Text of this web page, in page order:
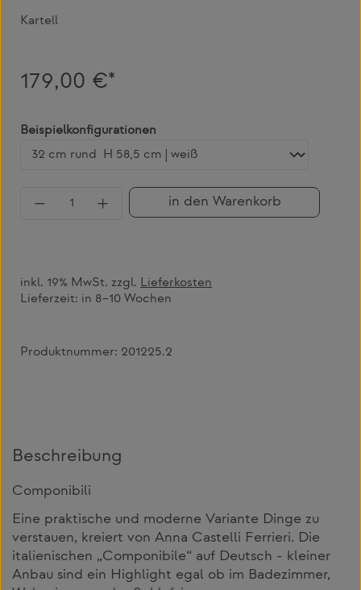
Kartell
179,00 €*
Beispielkonfigurationen
Produkt Anzahl: Gib den gewünschten
in den Warenkorb
inkl. 19% MwSt. zzgl. Lieferkosten
Lieferzeit: in 8–10 Wochen
Produktnummer: 201225.2
Beschreibung
Componibili
Eine praktische und moderne Variante Dinge zu
verstauen, kreiert von Anna Castelli Ferrieri. Die
italienischen „Componibile“ auf Deutsch - kleiner
Anbau sind ein Highlight egal ob im Badezimmer,